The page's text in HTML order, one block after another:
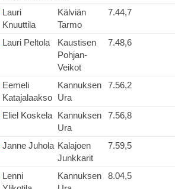
Lauri
Knuuttila
Kälviän
Tarmo
7.44,7
Lauri Peltola
Kaustisen
Pohjan-
Veikot
7.48,6
Eemeli
Katajalaakso
Kannuksen
Ura
7.56,2
Eliel Koskela Kannuksen
Ura
7.56,8
Janne Juhola Kalajoen
Junkkarit
7.59,5
Lenni
Kannuksen
8.04,5